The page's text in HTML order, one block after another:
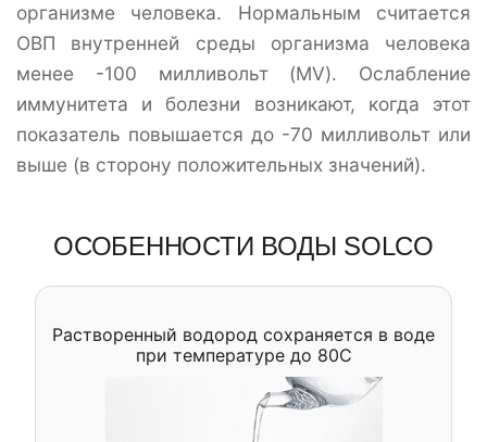
организме человека. Нормальным считается
ОВП внутренней среды организма человека
менее -100 милливольт (MV). Ослабление
иммунитета и болезни возникают, когда этот
показатель повышается до -70 милливольт или
выше (в сторону положительных значений).
ОСОБЕННОСТИ ВОДЫ SOLCO
Растворенный водород сохраняется в воде
при температуре до 80С